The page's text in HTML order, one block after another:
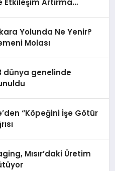
Artırma
Yolunda Ne Yenir?
Molası
dünya genelinde
“Köpeğini İşe Götür
Mısır’daki Üretim